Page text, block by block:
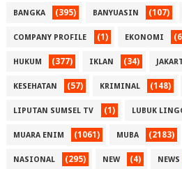
BANGKA (395) BANYUASIN (107)
COMPANY PROFILE (1) EKONOMI
HUKUM (377) IKLAN (34)
KESEHATAN (57) KRIMINAL (148)
LIPUTAN SUMSEL TV (1) LUBUK
MUARA ENIM (1061) MUBA (2183)
NASIONAL (295) NEW (4) NEWS